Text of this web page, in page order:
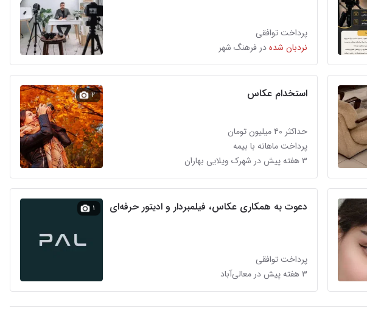
پرداخت توافقی
نردبان شدهدر فرهنگ شهر
استخدام عکاس
حداکثر ۴۰ میلیون تومان
پرداخت ماهانه با بیمه
۳ هفته پیش در شهرک ویلایی بهاران
۲
دعوت به همکاری عکاس، فیلمبردار و ادیتور حرفه‌ای
پرداخت توافقی
۳ هفته پیش در معالی‌آباد
۱